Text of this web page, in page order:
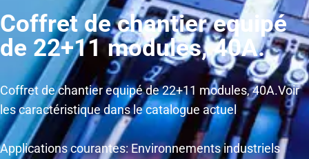
Coffret de chantier equipé
de 22+11 modules, 40A.
Coffret de chantier equipé de 22+11 modules, 40A.Voir
les caractéristique dans le catalogue actuel
Applications courantes: Environnements industriels